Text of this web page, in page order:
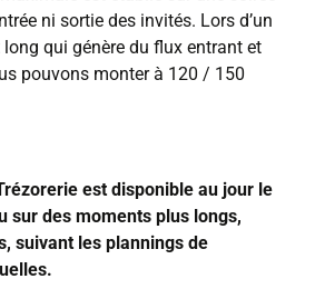
ni sortie des invités. Lors d’un
long qui génère du flux entrant et
pouvons monter à 120 / 150
est disponible au jour le
sur des moments plus longs,
suivant les plannings de